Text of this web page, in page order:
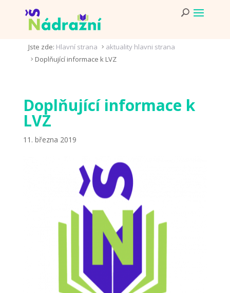
Jste zde: Hlavní strana 5 aktuality hlavni strana
5 Doplňující informace k LVZ
Doplňující informace k
LVZ
11. března 2019